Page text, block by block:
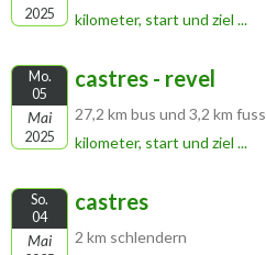
2025
kilometer, start und ziel ...
Mo.
05
Mai
2025
castres - revel
27,2 km bus und 3,2 km fuss
kilometer, start und ziel ...
So.
04
Mai
castres
2 km schlendern